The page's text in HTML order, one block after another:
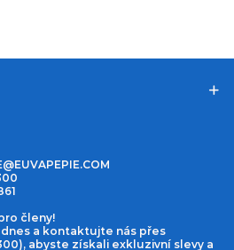
členy!
a kontaktujte nás přes
abyste získali exkluzivní slevy a